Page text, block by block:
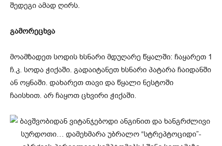
შედეგი ამად ღირს.
გამორეცხვა
მოამზადეთ სოდის ხსნარი მდუღარე წყალში: ჩაყარეთ 1
ჩ.კ. სოდა ჭიქაში. გადაიტანეთ ხსნარი პატარა ჩაიდანში
ან ოყნაში. დახარეთ თავი და წყალი ნესტოში
ჩაისხით. არ ჩაყოთ ცხვირი ჭიქაში.